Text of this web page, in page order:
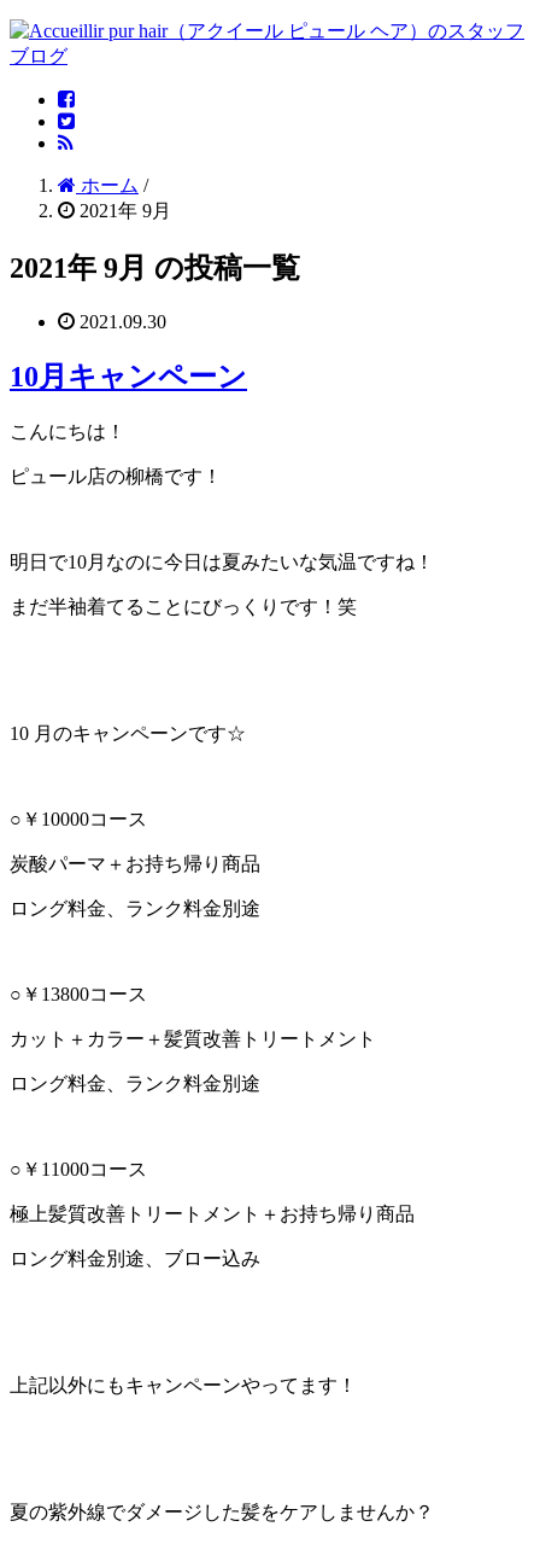
ホーム /
2021年 9月
2021年 9月 の投稿一覧
2021.09.30
10月キャンペーン
こんにちは！
ピュール店の柳橋です！
明日で10月なのに今日は夏みたいな気温ですね！
まだ半袖着てることにびっくりです！笑
10 月のキャンペーンです☆
○￥10000コース
炭酸パーマ＋お持ち帰り商品
ロング料金、ランク料金別途
○￥13800コース
カット＋カラー＋髪質改善トリートメント
ロング料金、ランク料金別途
○￥11000コース
極上髪質改善トリートメント＋お持ち帰り商品
ロング料金別途、ブロー込み
上記以外にもキャンペーンやってます！
夏の紫外線でダメージした髪をケアしませんか？